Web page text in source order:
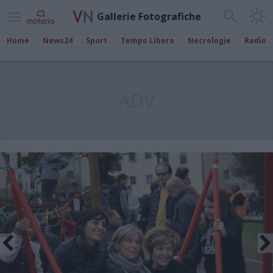
Gallerie Fotografiche
Home News24 Sport Tempo Libero Necrologie Radio